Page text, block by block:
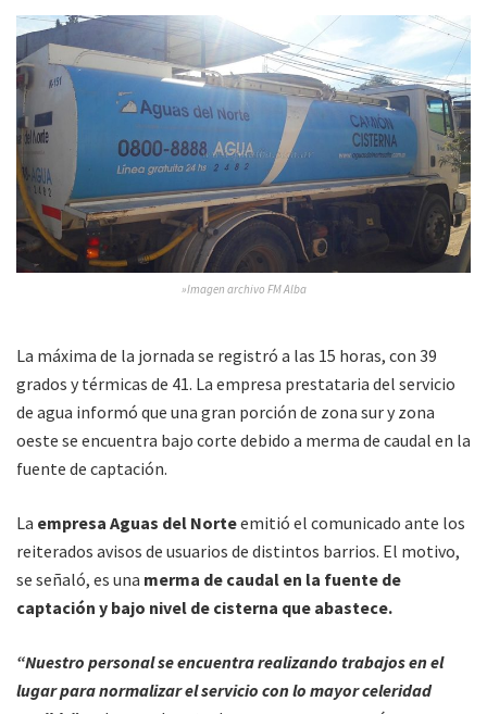
»Imagen archivo FM Alba
La máxima de la jornada se registró a las 15 horas, con 39
grados y térmicas de 41. La empresa prestataria del servicio
de agua informó que una gran porción de zona sur y zona
oeste se encuentra bajo corte debido a merma de caudal en la
fuente de captación.
La empresa Aguas del Norteemitió el comunicado ante los
reiterados avisos de usuarios de distintos barrios. El motivo,
se señaló, es una merma de caudal en la fuente de
captación y bajo nivel de cisterna que abastece.
“Nuestro personal se encuentra realizando trabajos en el
lugar para normalizar el servicio con lo mayor celeridad